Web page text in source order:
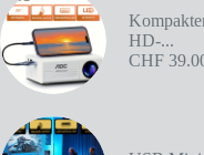
HD-...
CHF